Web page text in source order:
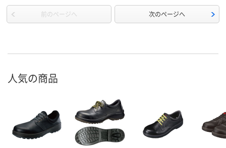
前のページへ 次のページへ
人気の商品